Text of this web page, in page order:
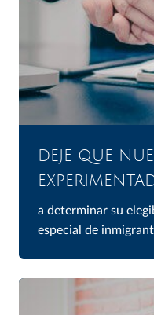
DEJE QUE
a determinar su
especial de